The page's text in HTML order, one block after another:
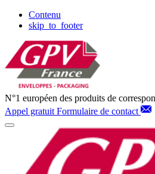
Contenu
skip_to_footer
N°1 européen des produits de
Appel gratuit Formulaire de contact